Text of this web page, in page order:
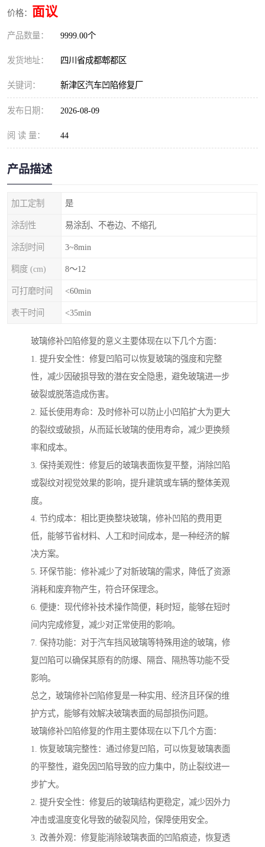
价格： 面议
产品数量： 9999.00个
发货地址： 四川省成都郫都区
关键词： 新津区汽车凹陷修复厂
发布日期： 2026-08-09
阅 读 量： 44
产品描述
加工定制 是
涂刮性 易涂刮、不卷边、不缩孔
涂刮时间 3~8min
稠度 (cm) 8～12
可打磨时间 <60min
表干时间 <35min
玻璃修补凹陷修复的意义主要体现在以下几个方面：
1. 提升安全性：修复凹陷可以恢复玻璃的强度和完整
性，减少因破损导致的潜在安全隐患，避免玻璃进一步
破裂或脱落造成伤害。
2. 延长使用寿命：及时修补可以防止小凹陷扩大为更大
的裂纹或破损，从而延长玻璃的使用寿命，减少更换频
率和成本。
3. 保持美观性：修复后的玻璃表面恢复平整，消除凹陷
或裂纹对视觉效果的影响，提升建筑或车辆的整体美观
度。
4. 节约成本：相比更换整块玻璃，修补凹陷的费用更
低，能够节省材料、人工和时间成本，是一种经济的解
决方案。
5. 环保节能：修补减少了对新玻璃的需求，降低了资源
消耗和废弃物产生，符合环保理念。
6. 便捷：现代修补技术操作简便，耗时短，能够在短时
间内完成修复，减少对正常使用的影响。
7. 保持功能：对于汽车挡风玻璃等特殊用途的玻璃，修
复凹陷可以确保其原有的防爆、隔音、隔热等功能不受
影响。
总之，玻璃修补凹陷修复是一种实用、经济且环保的维
护方式，能够有效解决玻璃表面的局部损伤问题。
玻璃修补凹陷修复的作用主要体现在以下几个方面：
1. 恢复玻璃完整性：通过修复凹陷，可以恢复玻璃表面
的平整性，避免因凹陷导致的应力集中，防止裂纹进一
步扩大。
2. 提升安全性：修复后的玻璃结构更稳定，减少因外力
冲击或温度变化导致的破裂风险，保障使用安全。
3. 改善外观：修复能消除玻璃表面的凹陷痕迹，恢复透